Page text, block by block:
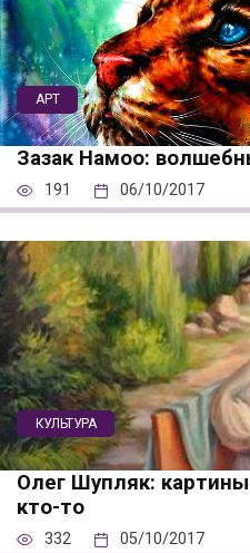
АРТ
Зазак Намоо:
191 06/10/2017
КУЛЬТУРА
Олег Шупляк:
кто-то
332 05/10/2017